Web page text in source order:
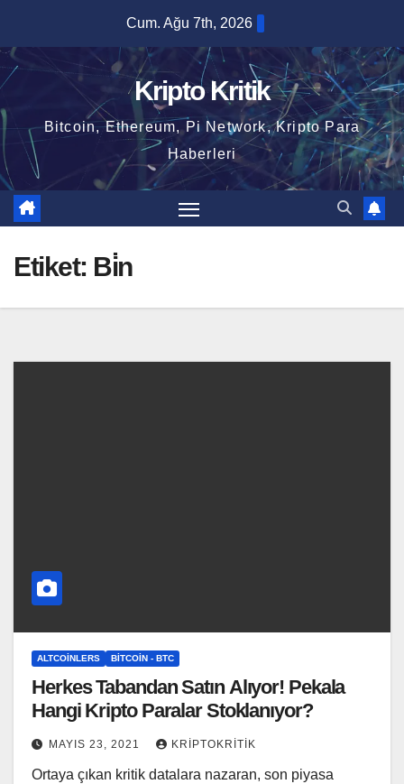
content
Cum. Ağu 7th, 2026
Kripto Kritik
Bitcoin, Ethereum, Pi Network, Kripto Para
Haberleri
Etiket: Bi̇n
ALTCOINLERS BITCOIN - BTC
Herkes Tabandan Satın Alıyor! Pekala
Hangi Kripto Paralar Stoklanıyor?
MAYIS 23, 2021 KRIPTOKRITIK
Ortaya çıkan kritik datalara nazaran, son piyasa